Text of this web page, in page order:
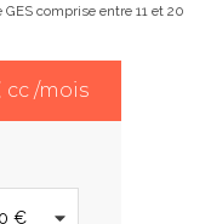
comprise entre 11 et 20
cc /mois